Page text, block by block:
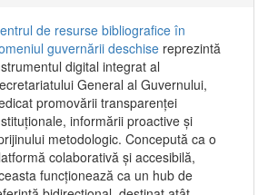
de resurse bibliografice în
guvernării deschise reprezintă
digital integrat al
General al Guvernului,
promovării transparenței
informării proactive și
metodologic. Concepută ca o
colaborativă și accesibilă,
funcționează ca un hub de